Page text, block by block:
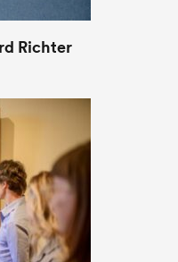
Richter